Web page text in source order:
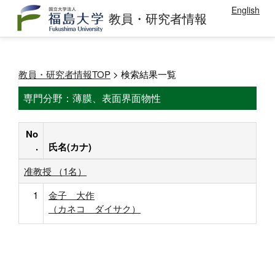
教員・研究者情報 English
教員・研究者情報TOP > 検索結果一覧
専門分野：薄膜、表面界面物性
No
.
氏名(カナ)
准教授 （1名）
1
金子 大作
（カネコ ダイサク）